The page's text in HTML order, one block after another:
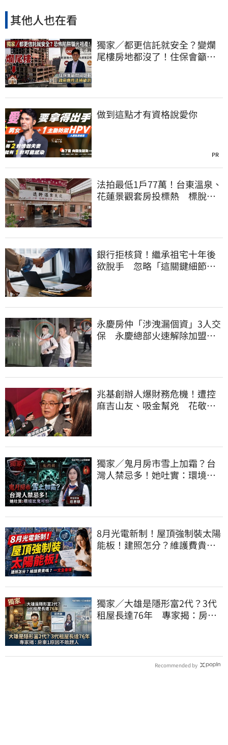
其他人也在看
獨家／都更信託就安全？變爛
尾樓房地都沒了！住保會籲修
做到這點才有資格說愛你
PR
法拍最低1戶77萬！台東溫泉、
花蓮景觀套房投標熱 標脫總
銀行拒核貸！繼承祖宅十年後
欲脫手 忽略「這關鍵細節」
永慶房仲「涉洩漏個資」3人交
保 永慶總部火速解除加盟：
兆基創辦人爆財務危機！遭控
麻吉山友、吸金幫兇 花敬群
獨家／鬼月房市雪上加霜？台
灣人禁忌多！她吐實：環境比
8月光電新制！屋頂強制裝太陽
能板！建照怎分？維護費貴
獨家／大雄是隱形富2代？3代
租屋長達76年 專家揭：房東1
Recommended by